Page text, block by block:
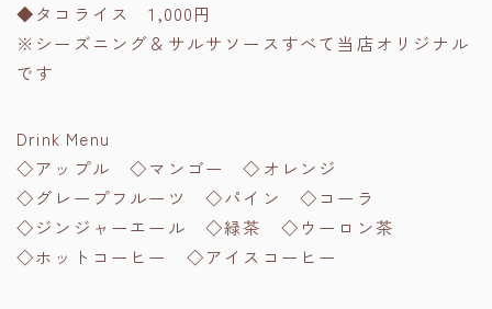
◆タコライス 1,000円
※シーズニング＆サルサソースすべて当店オリジナル
です
Drink Menu
◇アップル ◇マンゴー ◇オレンジ
◇グレープフルーツ ◇パイン ◇コーラ
◇ジンジャーエール ◇緑茶 ◇ウーロン茶
◇ホットコーヒー ◇アイスコーヒー